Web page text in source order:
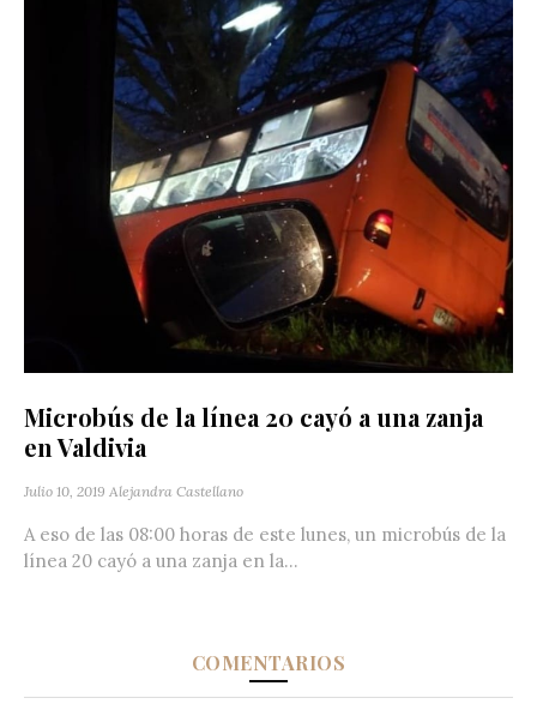
Microbús de la línea 20 cayó a una zanja
en Valdivia
Julio 10, 2019 Alejandra Castellano
A eso de las 08:00 horas de este lunes, un microbús de la
línea 20 cayó a una zanja en la...
COMENTARIOS